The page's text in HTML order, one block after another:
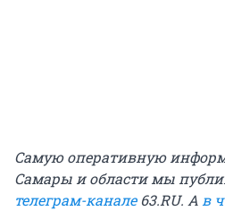
Самую оперативную
Самары и области мы
телеграм-канале63.RU. Ав